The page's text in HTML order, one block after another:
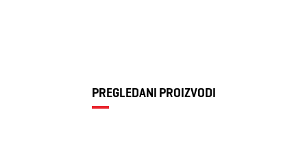
PREGLEDANI PROIZVODI